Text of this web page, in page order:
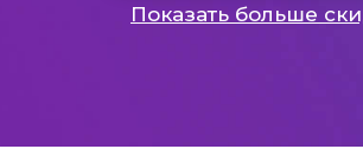
Показать больше